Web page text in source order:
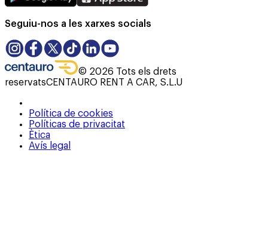
Seguiu-nos a les xarxes socials
© 2026 Tots els drets
reservatsCENTAURO RENT A CAR, S.L.U
Política de cookies
Políticas de privacitat
Ètica
Avís legal